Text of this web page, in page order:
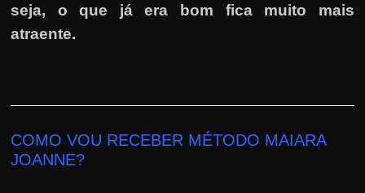
seja, o que já era bom fica muito mais
atraente.
COMO VOU RECEBER MÉTODO MAIARA
JOANNE?